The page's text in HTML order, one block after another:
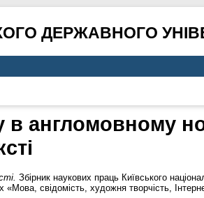
ДЕРЖАВНОГО
в англомовному
Збірник наукових праць Київського
свідомість, художня творчість,